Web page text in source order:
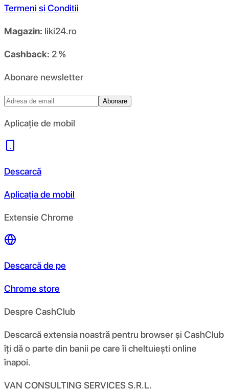
Termeni si Conditii
Magazin: liki24.ro
Cashback: 2 %
Abonare newsletter
Abonare
Aplicație de mobil
Descarcă
Aplicația de mobil
Extensie Chrome
Descarcă de pe
Chrome store
Despre CashClub
Descarcă extensia noastră pentru browser și CashClub
îți dă o parte din banii pe care îi cheltuiești online
înapoi.
VAN CONSULTING SERVICES S.R.L.